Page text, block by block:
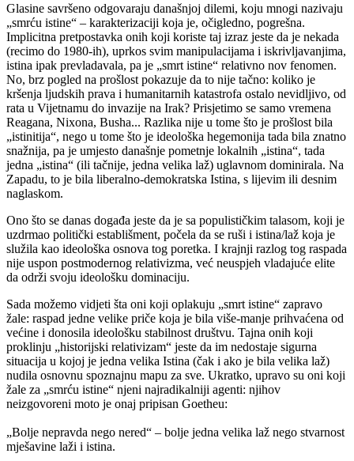
Glasine savršeno odgovaraju današnjoj dilemi, koju mnogi nazivaju
„smrću istine“ – karakterizaciji koja je, očigledno, pogrešna.
Implicitna pretpostavka onih koji koriste taj izraz jeste da je nekada
(recimo do 1980-ih), uprkos svim manipulacijama i iskrivljavanjima,
istina ipak prevladavala, pa je „smrt istine“ relativno nov fenomen.
No, brz pogled na prošlost pokazuje da to nije tačno: koliko je
kršenja ljudskih prava i humanitarnih katastrofa ostalo nevidljivo, od
rata u Vijetnamu do invazije na Irak? Prisjetimo se samo vremena
Reagana, Nixona, Busha... Razlika nije u tome što je prošlost bila
„istinitija“, nego u tome što je ideološka hegemonija tada bila znatno
snažnija, pa je umjesto današnje pometnje lokalnih „istina“, tada
jedna „istina“ (ili tačnije, jedna velika laž) uglavnom dominirala. Na
Zapadu, to je bila liberalno-demokratska Istina, s lijevim ili desnim
naglaskom.
Ono što se danas događa jeste da je sa populističkim talasom, koji je
uzdrmao politički establišment, počela da se ruši i istina/laž koja je
služila kao ideološka osnova tog poretka. I krajnji razlog tog raspada
nije uspon postmodernog relativizma, već neuspjeh vladajuće elite
da održi svoju ideološku dominaciju.
Sada možemo vidjeti šta oni koji oplakuju „smrt istine“ zapravo
žale: raspad jedne velike priče koja je bila više-manje prihvaćena od
većine i donosila ideološku stabilnost društvu. Tajna onih koji
proklinju „historijski relativizam“ jeste da im nedostaje sigurna
situacija u kojoj je jedna velika Istina (čak i ako je bila velika laž)
nudila osnovnu spoznajnu mapu za sve. Ukratko, upravo su oni koji
žale za „smrću istine“ njeni najradikalniji agenti: njihov
neizgovoreni moto je onaj pripisan Goetheu:
„Bolje nepravda nego nered“ – bolje jedna velika laž nego stvarnost
mješavine laži i istina.